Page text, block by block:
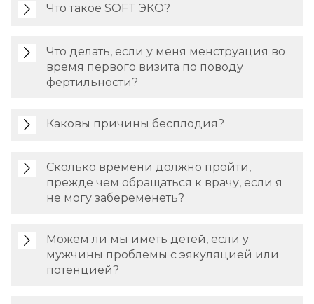
Что такое SOFT ЭКО?
Что делать, если у меня менструация во
время первого визита по поводу
фертильности?
Каковы причины бесплодия?
Сколько времени должно пройти,
прежде чем обращаться к врачу, если я
не могу забеременеть?
Можем ли мы иметь детей, если у
мужчины проблемы с эякуляцией или
потенцией?